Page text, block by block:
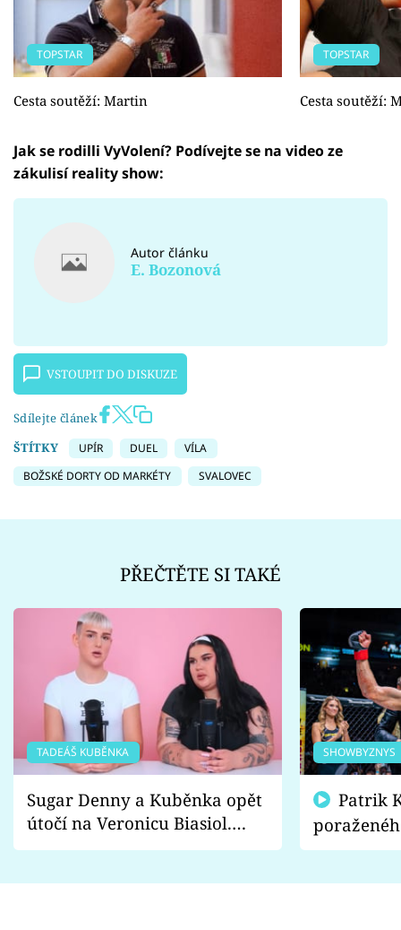
TOPSTAR
Cesta soutěží: Martin
TOPSTAR
Cesta soutěží:
Jak se rodilli VyVolení? Podívejte se na video ze
zákulisí reality show:
Autor článku
E. Bozonová
VSTOUPIT DO DISKUZE
Sdílejte článek
ŠTÍTKY
UPÍR DUEL
VÍLA
BOŽSKÉ DORTY OD MARKÉTY
SVALOVEC
PŘEČTĚTE SI TAKÉ
TADEÁŠ KUBĚNKA
Sugar Denny a Kuběnka opět
útočí na Veronicu Biasiol.
Proč je podle nich falešná a
SHOWBYZNYS
fanoušci